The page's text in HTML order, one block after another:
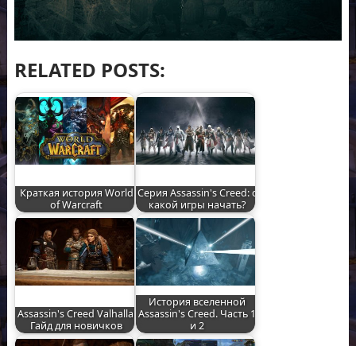
RELATED POSTS:
Краткая история World
of Warcraft
Серия Assassin's Creed: с
какой игры начать?
Assassin's Creed Valhalla.
Гайд для новичков
История вселенной
Assassin's Creed. Часть 1
и 2